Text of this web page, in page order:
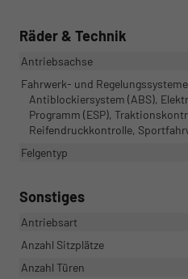
Räder & Technik
Antriebsachse
Fahrwerk- und Regelungssysteme
Antiblockiersystem (ABS),
Programm (ESP),
Reifendruckkontrolle,
Felgentyp
Sonstiges
Antriebsart
Anzahl Sitzplätze
Anzahl Türen